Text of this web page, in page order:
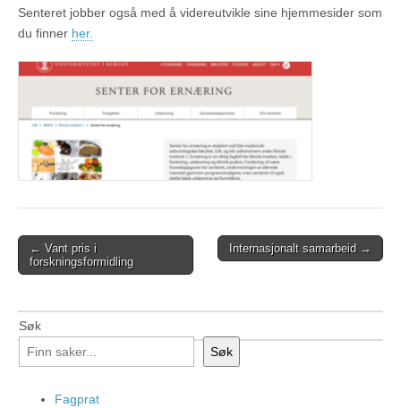
Senteret jobber også med å videreutvikle sine hjemmesider som
du finner her.
Post
navigation
← Vant pris i
forskningsformidling
Internasjonalt samarbeid →
Søk
Søk
Fagprat